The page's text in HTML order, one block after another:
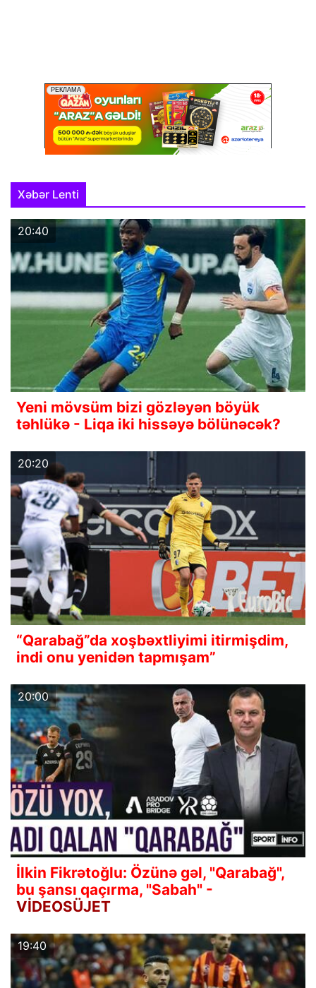
Xəbər Lenti
20:40
Yeni mövsüm bizi gözləyən böyük
təhlükə - Liqa iki hissəyə bölünəcək?
20:20
“Qarabağ”da xoşbəxtliyimi itirmişdim,
indi onu yenidən tapmışam”
20:00
İlkin Fikrətoğlu: Özünə gəl, "Qarabağ",
bu şansı qaçırma, "Sabah" -
VİDEOSÜJET
19:40